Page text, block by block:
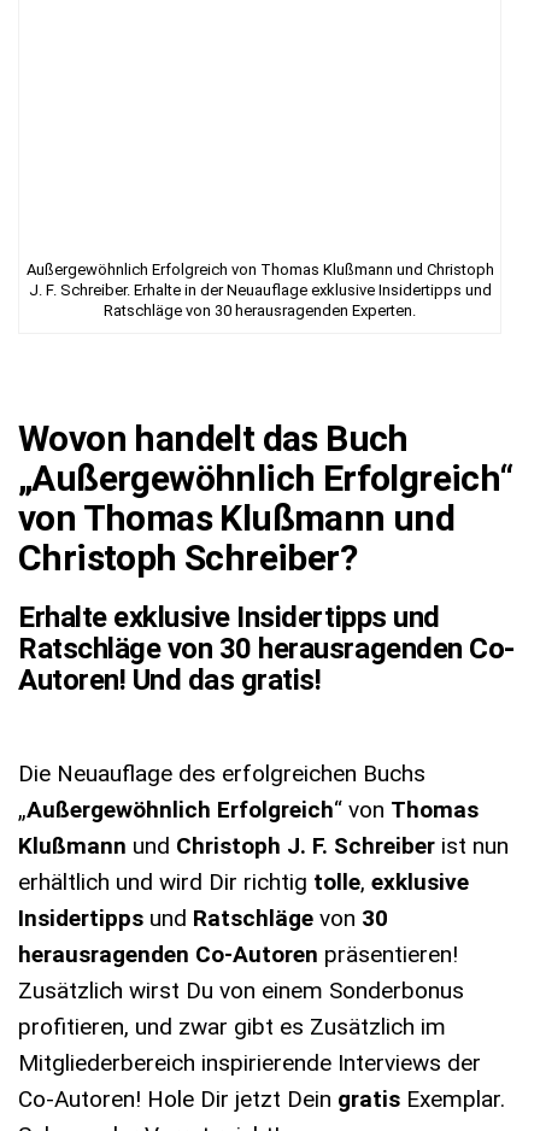
Außergewöhnlich Erfolgreich von Thomas Klußmann und Christoph
J. F. Schreiber. Erhalte in der Neuauflage exklusive Insidertipps und
Ratschläge von 30 herausragenden Experten.
Wovon handelt das Buch
„Außergewöhnlich Erfolgreich“
von Thomas Klußmann und
Christoph Schreiber?
Erhalte exklusive Insidertipps und
Ratschläge von 30 herausragenden Co-
Autoren! Und das gratis!
Die Neuauflage des erfolgreichen Buchs
„Außergewöhnlich Erfolgreich“ von Thomas
Klußmann und Christoph J. F. Schreiber ist nun
erhältlich und wird Dir richtig tolle, exklusive
Insidertipps und Ratschläge von 30
herausragenden Co-Autoren präsentieren!
Zusätzlich wirst Du von einem Sonderbonus
profitieren, und zwar gibt es Zusätzlich im
Mitgliederbereich inspirierende Interviews der
Co-Autoren! Hole Dir jetzt Dein gratis Exemplar.